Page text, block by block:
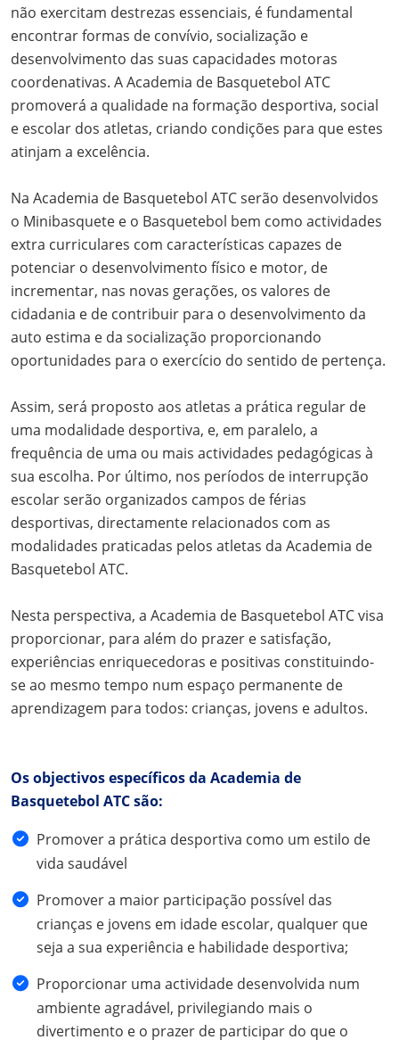
não exercitam destrezas essenciais, é fundamental
encontrar formas de convívio, socialização e
desenvolvimento das suas capacidades motoras
coordenativas. A Academia de Basquetebol ATC
promoverá a qualidade na formação desportiva, social
e escolar dos atletas, criando condições para que estes
atinjam a excelência.
Na Academia de Basquetebol ATC serão desenvolvidos
o Minibasquete e o Basquetebol bem como actividades
extra curriculares com características capazes de
potenciar o desenvolvimento físico e motor, de
incrementar, nas novas gerações, os valores de
cidadania e de contribuir para o desenvolvimento da
auto estima e da socialização proporcionando
oportunidades para o exercício do sentido de pertença.
Assim, será proposto aos atletas a prática regular de
uma modalidade desportiva, e, em paralelo, a
frequência de uma ou mais actividades pedagógicas à
sua escolha. Por último, nos períodos de interrupção
escolar serão organizados campos de férias
desportivas, directamente relacionados com as
modalidades praticadas pelos atletas da Academia de
Basquetebol ATC.
Nesta perspectiva, a Academia de Basquetebol ATC visa
proporcionar, para além do prazer e satisfação,
experiências enriquecedoras e positivas constituindo-
se ao mesmo tempo num espaço permanente de
aprendizagem para todos: crianças, jovens e adultos.
Os objectivos específicos da Academia de
Basquetebol ATC são:
Promover a prática desportiva como um estilo de
vida saudável
Promover a maior participação possível das
crianças e jovens em idade escolar, qualquer que
seja a sua experiência e habilidade desportiva;
Proporcionar uma actividade desenvolvida num
ambiente agradável, privilegiando mais o
divertimento e o prazer de participar do que o